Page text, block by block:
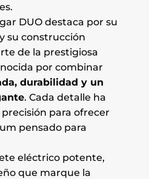
DUO destaca por su
su construcción
de la prestigiosa
por combinar
durabilidad y un
. Cada detalle ha
para ofrecer
pensado para
eléctrico potente,
que marque la